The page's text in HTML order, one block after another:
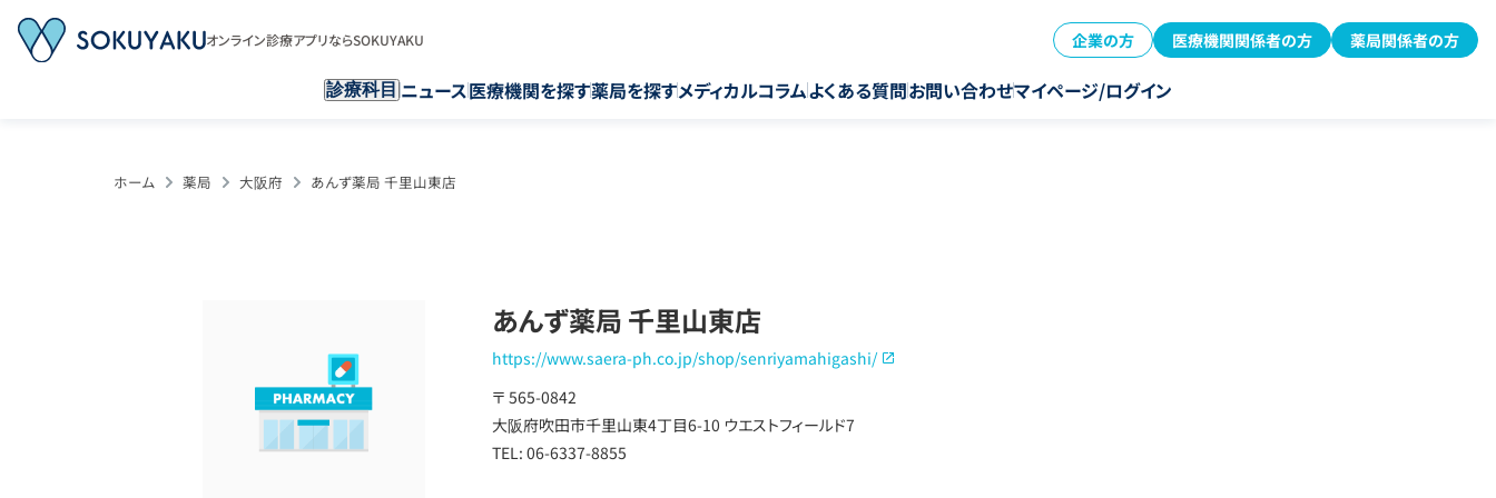
オンライン診療アプリならSOKUYAKU 企業の方 医療機関関係者の方 薬局関係者の方
診療科目 ニュース医療機関を探す薬局を探すメディカルコラムよくある質問お問い合わせマイページ/ログイン
ホーム 薬局 大阪府 あんず薬局 千里山東店
あんず薬局 千里山東店
https://www.saera-ph.co.jp/shop/senriyamahigashi/
〒 565-0842
大阪府吹田市千里山東4丁目6-10 ウエストフィールド7
TEL: 06-6337-8855